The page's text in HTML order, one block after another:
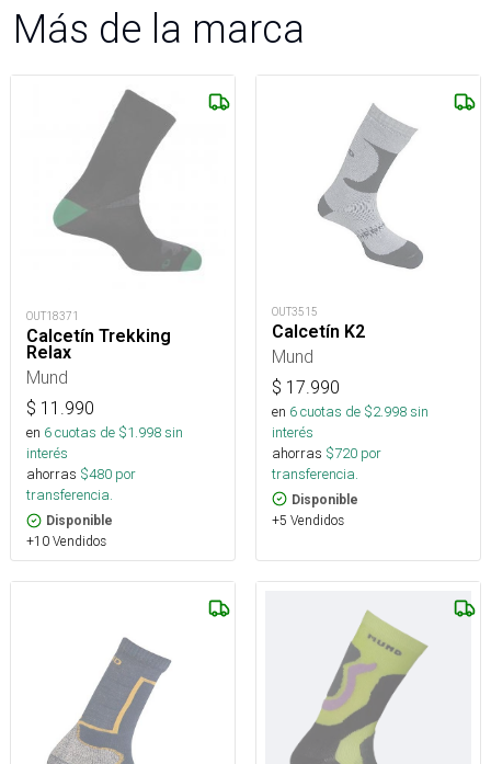
Más de la marca
OUT18371
Calcetín Trekking
Relax
Mund
$ 11.990
en 6cuotas de $1.998sin
interés
ahorras $480 por
transferencia.
Disponible
+10 Vendidos
OUT3515
Calcetín K2
Mund
$ 17.990
en 6cuotas de $2.998sin
interés
ahorras $720 por
transferencia.
Disponible
+5 Vendidos